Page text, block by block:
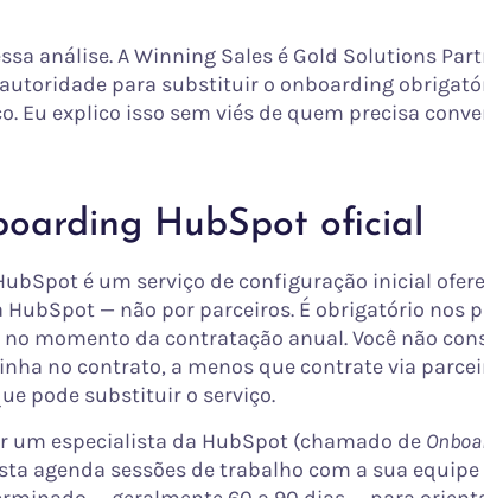
análise. A Winning Sales é Gold Solutions
para substituir o onboarding
Eu explico isso sem viés de quem precisa
HubSpot oficial
é um serviço de configuração inicial
— não por parceiros. É obrigatório nos
momento da contratação anual. Você não
no contrato, a menos que contrate via
pode substituir o serviço.
um especialista da HubSpot (chamado de
agenda sessões de trabalho com a sua equipe